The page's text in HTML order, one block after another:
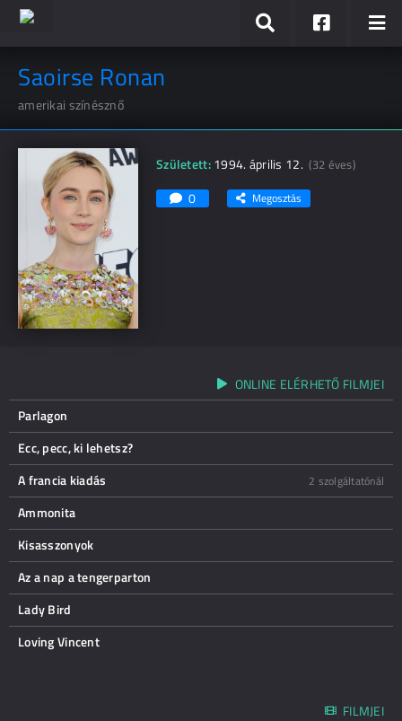
Saoirse Ronan
amerikai színésznő
Született:1994. április 12.(32 éves)
0 Megosztás
ONLINE ELÉRHETŐ FILMJEI
Parlagon
Ecc, pecc, ki lehetsz?
A francia kiadás
2 szolgáltatónál
Ammonita
Kisasszonyok
Az a nap a tengerparton
Lady Bird
Loving Vincent
FILMJEI